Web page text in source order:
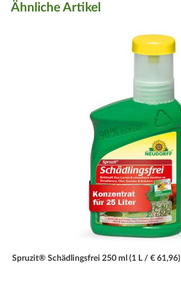
Ähnliche Artikel
Spruzit® Schädlingsfrei 250 ml (1 L / € 61,96)